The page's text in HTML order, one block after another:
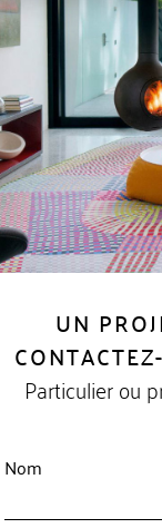
UN
Particulier ou
Nom